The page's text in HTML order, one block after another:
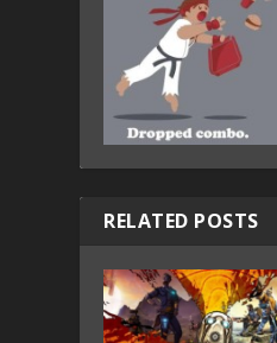
RELATED POSTS